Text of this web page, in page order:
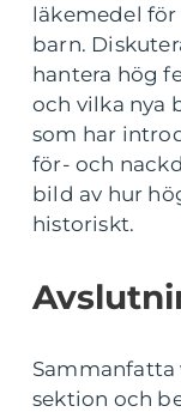
läkemedel
barn.
hantera hög
och vilka nya
som har
för- och
bild av hur
historiskt.
sektion och